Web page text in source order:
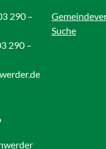
290 –
290 –
Suche